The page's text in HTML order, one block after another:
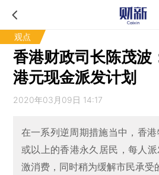
观点
香港财政司长陈茂
港元现金派发计划
2020年03月09日 14:17
在一系列逆周期措施当中，香
或以上的香港永久居民，每人
激消费，同时稍为缓解市民承受